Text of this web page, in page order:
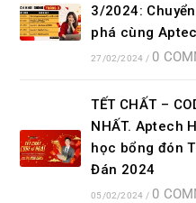
3/2024:
phá cùng
27/02/2024 / 0
TẾT CHẤT –
NHẤT. Aptech
học bổng đón
Đán 2024
05/02/2024 / 0